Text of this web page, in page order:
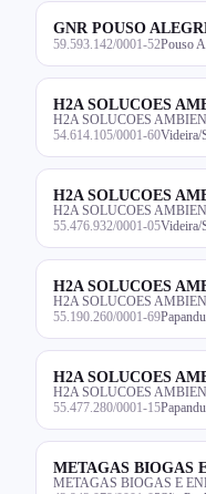
GNR POUSO
59.593.142/0001-52Pouso
H2A SOLUCOES
H2A SOLUCOES
54.614.105/0001-60Videira/
H2A SOLUCOES
H2A SOLUCOES
55.476.932/0001-05Videira/
H2A SOLUCOES
H2A SOLUCOES
55.190.260/0001-69
H2A SOLUCOES
H2A SOLUCOES
55.477.280/0001-15
METAGAS BIOGAS
METAGAS BIOGAS E